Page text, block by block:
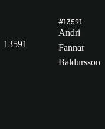
13591
#13591
Andri
Fannar
Baldursson